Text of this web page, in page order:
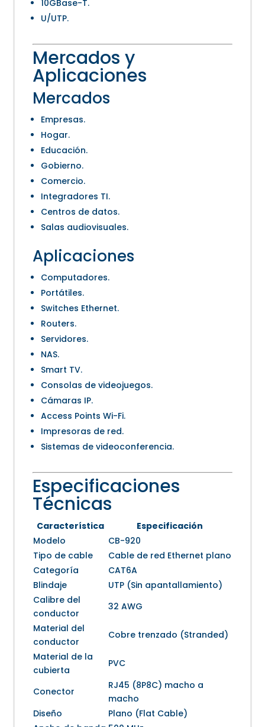
10GBase-T.
U/UTP.
Mercados y
Aplicaciones
Mercados
Empresas.
Hogar.
Educación.
Gobierno.
Comercio.
Integradores TI.
Centros de datos.
Salas audiovisuales.
Aplicaciones
Computadores.
Portátiles.
Switches Ethernet.
Routers.
Servidores.
NAS.
Smart TV.
Consolas de videojuegos.
Cámaras IP.
Access Points Wi-Fi.
Impresoras de red.
Sistemas de videoconferencia.
Especificaciones
Técnicas
Característica
Especificación
Modelo
CB-920
Tipo de cable
Cable de red Ethernet plano
Categoría
CAT6A
Blindaje
UTP (Sin apantallamiento)
Calibre del
conductor
32 AWG
Material del
conductor
Cobre trenzado (Stranded)
Material de la
cubierta
PVC
Conector
RJ45 (8P8C) macho a
macho
Diseño
Plano (Flat Cable)